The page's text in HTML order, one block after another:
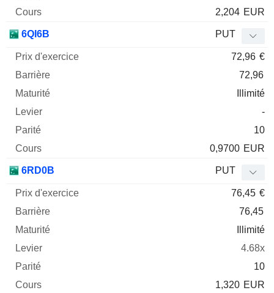
2,204 EUR
6QI6B PUT
72,96 €
72,96
Illimité
-
10
0,9700 EUR
6RD0B PUT
76,45 €
76,45
Illimité
4.68x
10
1,320 EUR